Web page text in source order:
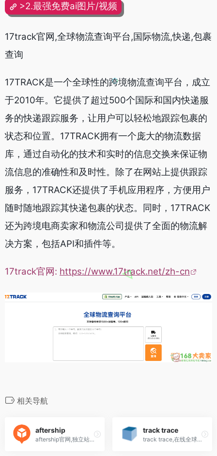
>2.最强免费ai图片/视频
17track官网,全球物流查询平台,国际物流,快递,包裹
查询
17TRACK是一个全球性的跨境物流查询平台，成立
于2010年。它提供了超过500个国际和国内快递服
务的快递跟踪服务，让用户可以轻松地跟踪包裹的
状态和位置。17TRACK拥有一个庞大的物流数据
库，通过自动化的技术和实时的信息交换来保证物
流信息的准确性和及时性。除了在网站上提供跟踪
服务，17TRACK还提供了手机应用程序，方便用户
随时随地跟踪其快递包裹的状态。同时，17TRACK
还为跨境电商卖家和物流公司提供了全面的物流解
决方案，包括API和插件等。
17track官网: https://www.17track.net/zh-cn
相关导航
aftership
aftership官网,独立站,shopify等对接全球物流系统品牌,跨境电商快速查询工具AfterShip是一个对接全球物流系统品牌，帮助跨境电商快速查询包裹物流进展的品牌。专注做B2B端SaaS应用程序，业务遍布全球多个国家，致...
track trace
track trace,在线全球货物追踪服务网站,快递、航空货运、海运